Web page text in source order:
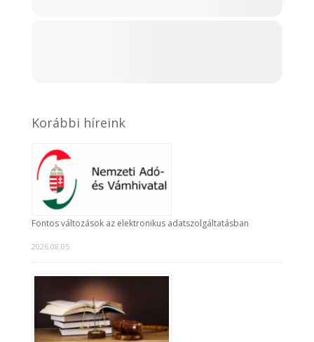
Korábbi híreink
Fontos változások az elektronikus adatszolgáltatásban
2026.08.05.